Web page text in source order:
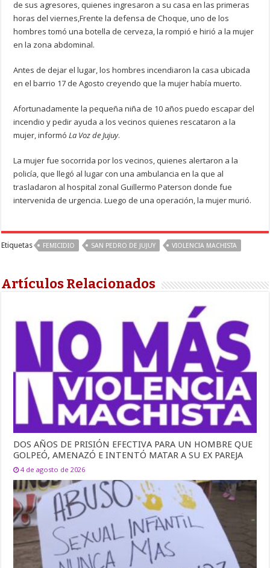
de sus agresores, quienes ingresaron a su casa en las primeras
horas del viernes,Frente la defensa de Choque, uno de los
hombres tomó una botella de cerveza, la rompió e hirió a la mujer
en la zona abdominal.
Antes de dejar el lugar, los hombres incendiaron la casa ubicada
en el barrio 17 de Agosto creyendo que la mujer había muerto.
Afortunadamente la pequeña niña de 10 años puedo escapar del
incendio y pedir ayuda a los vecinos quienes rescataron a la
mujer, informóLa Voz de Jujuy.
La mujer fue socorrida por los vecinos, quienes alertaron a la
policía, que llegó al lugar con una ambulancia en la que al
trasladaron al hospital zonal Guillermo Paterson donde fue
intervenida de urgencia. Luego de una operación, la mujer murió.
Etiquetas FEMICIDIO SAN PEDRO DE JUJUY VIOLENCIA MACHISTA
Artículos Relacionados
DOS AÑOS DE PRISIÓN EFECTIVA PARA UN HOMBRE QUE
GOLPEÓ, AMENAZÓ E INTENTÓ MATAR A SU EX PAREJA
4 de agosto de 2026